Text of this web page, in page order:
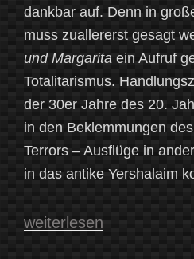
dankbar auf. Denn in
muss zuallererst gesagt
und Margarita ein Aufruf
Totalitarismus.
der 30er Jahre des 20.
in den Beklemmungen
Terrors – Ausflüge in
in das antike Yershalaim
„Der
weiterlesen